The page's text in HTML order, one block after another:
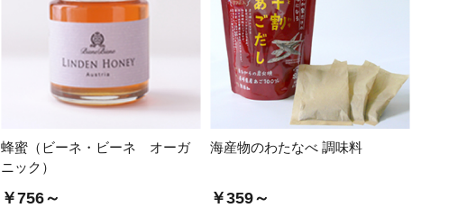
蜂蜜（ビーネ・ビーネ オーガ
ニック）
￥756～
海産物のわたなべ 調味料
￥359～